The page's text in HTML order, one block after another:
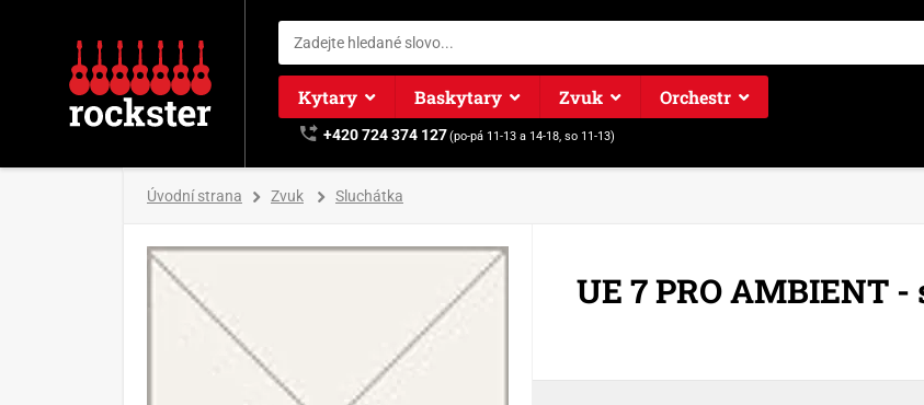
Kytary Baskytary Zvuk Orchestr
+420 724 374 127(po-pá 11-13 a 14-18, so 11-13)
Úvodní strana Zvuk Sluchátka
UE 7 PRO AMBIENT